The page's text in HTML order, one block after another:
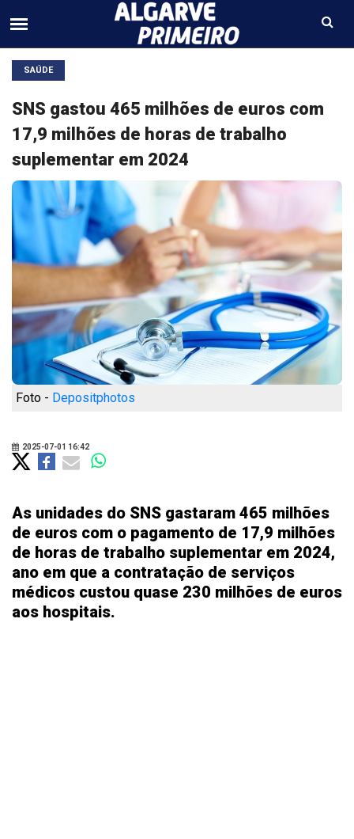
SAÚDE
SNS gastou 465 milhões de euros com
17,9 milhões de horas de trabalho
suplementar em 2024
Foto - Depositphotos
2025-07-01 16:42
As unidades do SNS gastaram 465 milhões
de euros com o pagamento de 17,9 milhões
de horas de trabalho suplementar em 2024,
ano em que a contratação de serviços
médicos custou quase 230 milhões de euros
aos hospitais.